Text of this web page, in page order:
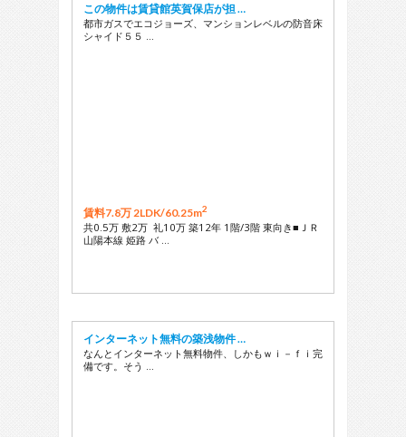
この物件は賃貸館英賀保店が担 …
都市ガスでエコジョーズ、マンションレベルの防音床
シャイド５５ …
賃料7.8万 2LDK/60.25m2
共0.5万 敷2万 礼10万 築12年 1階/3階 東向き■ＪＲ
山陽本線 姫路 バ …
インターネット無料の築浅物件 …
なんとインターネット無料物件、しかもｗｉ－ｆｉ完
備です。そう …